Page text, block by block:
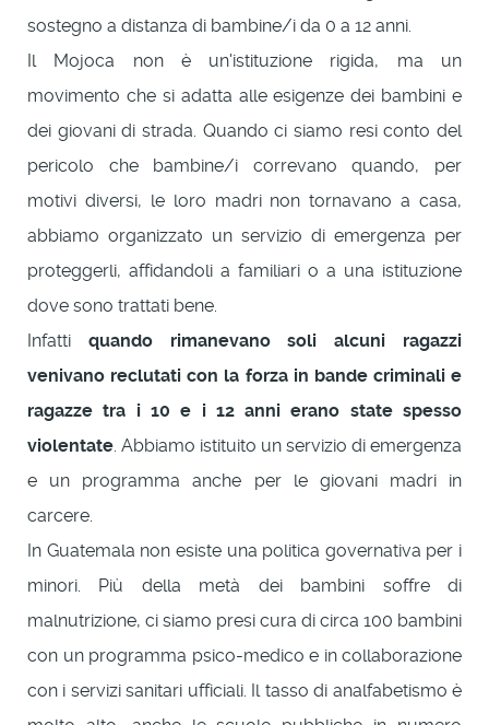
sostegno a distanza di bambine/i da 0 a 12 anni.
Il Mojoca non è un'istituzione rigida, ma un
movimento che si adatta alle esigenze dei bambini e
dei giovani di strada. Quando ci siamo resi conto del
pericolo che bambine/i correvano quando, per
motivi diversi, le loro madri non tornavano a casa,
abbiamo organizzato un servizio di emergenza per
proteggerli, affidandoli a familiari o a una istituzione
dove sono trattati bene.
Infatti quando rimanevano soli alcuni ragazzi
venivano reclutati con la forza in bande criminali e
ragazze tra i 10 e i 12 anni erano state spesso
violentate . Abbiamo istituito un servizio di emergenza
e un programma anche per le giovani madri in
carcere.
In Guatemala non esiste una politica governativa per i
minori. Più della metà dei bambini soffre di
malnutrizione, ci siamo presi cura di circa 100 bambini
con un programma psico-medico e in collaborazione
con i servizi sanitari ufficiali. Il tasso di analfabetismo è